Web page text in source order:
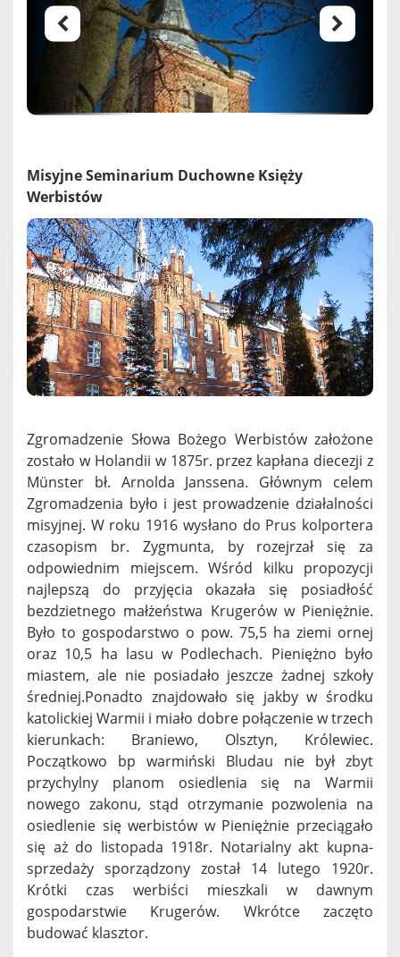
Misyjne Seminarium Duchowne Księży
Werbistów
Zgromadzenie Słowa Bożego Werbistów założone
zostało w Holandii w 1875r. przez kapłana diecezji z
Münster bł. Arnolda Janssena. Głównym celem
Zgromadzenia było i jest prowadzenie działalności
misyjnej. W roku 1916 wysłano do Prus kolportera
czasopism br. Zygmunta, by rozejrzał się za
odpowiednim miejscem. Wśród kilku propozycji
najlepszą do przyjęcia okazała się posiadłość
bezdzietnego małżeństwa Krugerów w Pieniężnie.
Było to gospodarstwo o pow. 75,5 ha ziemi ornej
oraz 10,5 ha lasu w Podlechach. Pieniężno było
miastem, ale nie posiadało jeszcze żadnej szkoły
średniej.Ponadto znajdowało się jakby w środku
katolickiej Warmii i miało dobre połączenie w trzech
kierunkach: Braniewo, Olsztyn, Królewiec.
Początkowo bp warmiński Bludau nie był zbyt
przychylny planom osiedlenia się na Warmii
nowego zakonu, stąd otrzymanie pozwolenia na
osiedlenie się werbistów w Pieniężnie przeciągało
się aż do listopada 1918r. Notarialny akt kupna-
sprzedaży sporządzony został 14 lutego 1920r.
Krótki czas werbiści mieszkali w dawnym
gospodarstwie Krugerów. Wkrótce zaczęto
budować klasztor.